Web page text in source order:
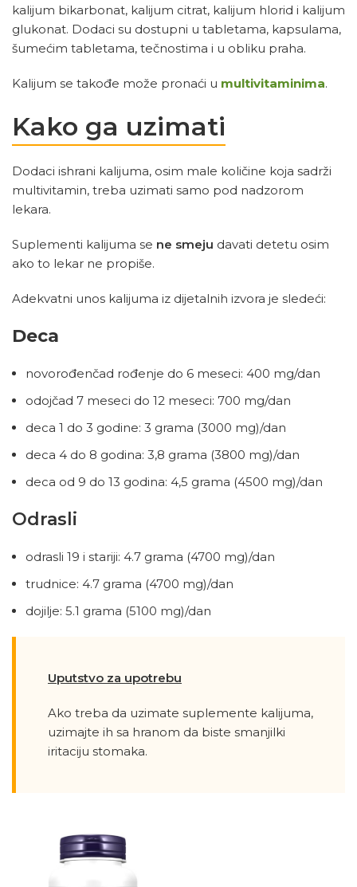
kalijum bikarbonat, kalijum citrat, kalijum hlorid i kalijum
glukonat. Dodaci su dostupni u tabletama, kapsulama,
šumećim tabletama, tečnostima i u obliku praha.
Kalijum se takođe može pronaći u multivitaminima.
Kako ga uzimati
Dodaci ishrani kalijuma, osim male količine koja sadrži
multivitamin, treba uzimati samo pod nadzorom
lekara.
Suplementi kalijuma se ne smeju davati detetu osim
ako to lekar ne propiše.
Adekvatni unos kalijuma iz dijetalnih izvora je sledeći:
Deca
novorođenčad rođenje do 6 meseci: 400 mg/dan
odojčad 7 meseci do 12 meseci: 700 mg/dan
deca 1 do 3 godine: 3 grama (3000 mg)/dan
deca 4 do 8 godina: 3,8 grama (3800 mg)/dan
deca od 9 do 13 godina: 4,5 grama (4500 mg)/dan
Odrasli
odrasli 19 i stariji: 4.7 grama (4700 mg)/dan
trudnice: 4.7 grama (4700 mg)/dan
dojilje: 5.1 grama (5100 mg)/dan
Uputstvo za upotrebu
Ako treba da uzimate suplemente kalijuma,
uzimajte ih sa hranom da biste smanjilki
iritaciju stomaka.